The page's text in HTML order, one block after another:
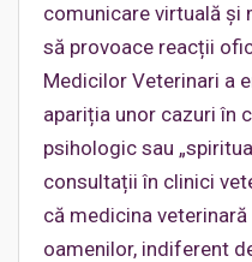
comunicare virtuală și
să provoace reacții
Medicilor Veterinari a
apariția unor cazuri în
psihologic sau
consultații în clinici
că medicina
oamenilor, indiferent